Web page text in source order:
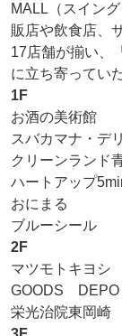
MALL（スイン
販店や飲食店、
17店舗が揃い、
に立ち寄ってい
1F
お酒の美術館
スバカマナ・デリ
クリーンランド
ハートアップ
おにまる
ブルーシール
2F
マツモトキヨシ
GOODS DEPO
栄光治院東岡崎